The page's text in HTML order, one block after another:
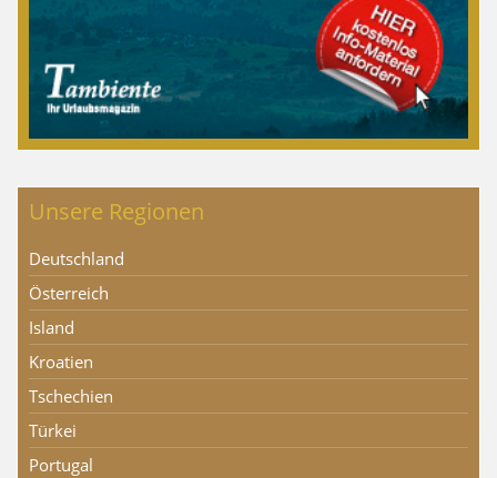
Unsere Regionen
Deutschland
Österreich
Island
Kroatien
Tschechien
Türkei
Portugal